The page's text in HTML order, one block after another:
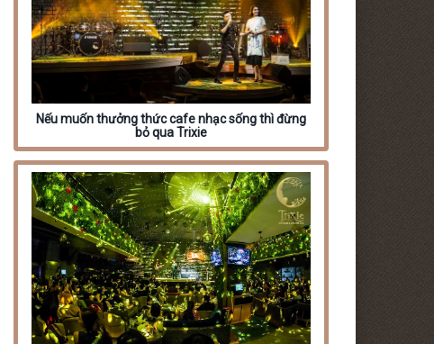
Nếu muốn thưởng thức cafe nhạc sống thì đừng
bỏ qua Trixie